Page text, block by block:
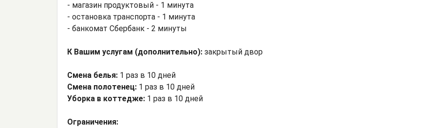
- магазин продуктовый - 1 минута
- остановка транспорта - 1 минута
- банкомат Сбербанк - 2 минуты
К Вашим услугам (дополнительно): закрытый двор
Смена белья: 1 раз в 10 дней
Смена полотенец: 1 раз в 10 дней
Уборка в коттедже: 1 раз в 10 дней
Ограничения: